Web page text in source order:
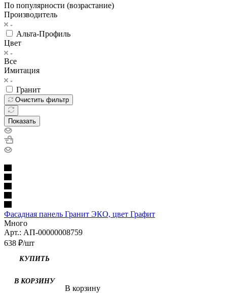
По популярности (возрастание)
Производитель
Альта-Профиль
Цвет
Все
Имитация
Гранит
Очистить фильтр
Показать
Фасадная панель Гранит ЭКО, цвет Графит
Много
Арт.: АП-00000008759
638 ₽/шт
КУПИТЬ
В корзину